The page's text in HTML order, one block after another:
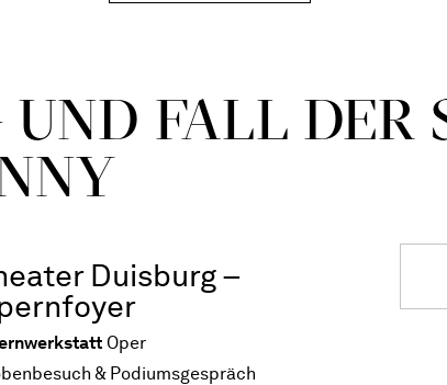
UND FALL DER
Duisburg –
Oper
& Podiumsgespräch